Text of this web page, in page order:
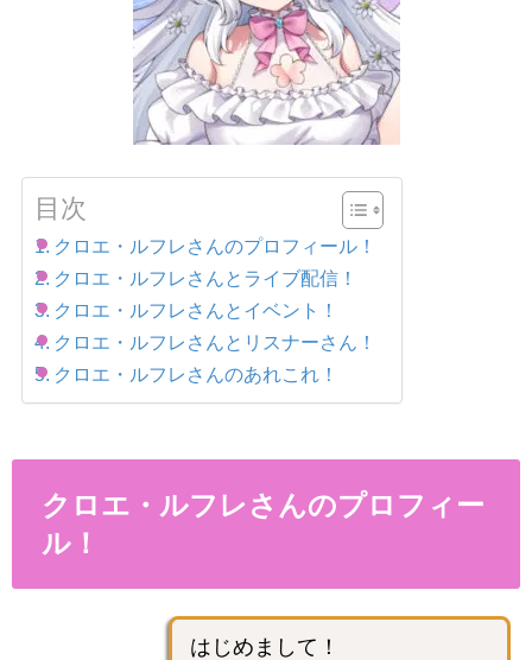
目次
クロエ・ルフレさんのプロフィール！
クロエ・ルフレさんとライブ配信！
クロエ・ルフレさんとイベント！
クロエ・ルフレさんとリスナーさん！
クロエ・ルフレさんのあれこれ！
クロエ・ルフレさんのプロフィー
ル！
はじめまして！